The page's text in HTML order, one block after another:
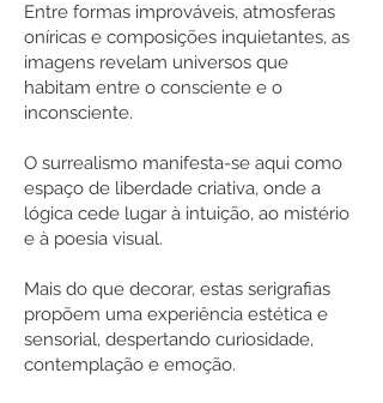
Entre formas improváveis, atmosferas
oníricas e composições inquietantes, as
imagens revelam universos que
habitam entre o consciente e o
inconsciente.
O surrealismo manifesta-se aqui como
espaço de liberdade criativa, onde a
lógica cede lugar à intuição, ao mistério
e à poesia visual.
Mais do que decorar, estas serigrafias
propõem uma experiência estética e
sensorial, despertando curiosidade,
contemplação e emoção.